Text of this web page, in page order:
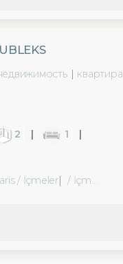
квартира
2
1
/ İçmeler / İçmeler Bld. (Cumhuriyet Mah.)